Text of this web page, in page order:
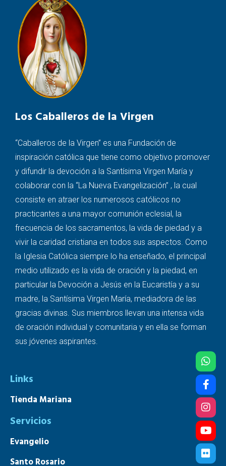
Los Caballeros de la Virgen
“Caballeros de la Virgen” es una Fundación de
inspiración católica que tiene como objetivo promover
y difundir la devoción a la Santísima Virgen María y
colaborar con la “La Nueva Evangelización” , la cual
consiste en atraer los numerosos católicos no
practicantes a una mayor comunión eclesial, la
frecuencia de los sacramentos, la vida de piedad y a
vivir la caridad cristiana en todos sus aspectos. Como
la Iglesia Católica siempre lo ha enseñado, el principal
medio utilizado es la vida de oración y la piedad, en
particular la Devoción a Jesús en la Eucaristía y a su
madre, la Santísima Virgen María, mediadora de las
gracias divinas. Sus miembros llevan una intensa vida
de oración individual y comunitaria y en ella se forman
sus jóvenes aspirantes.
Links
Tienda Mariana
Servicios
Evangelio
Santo Rosario